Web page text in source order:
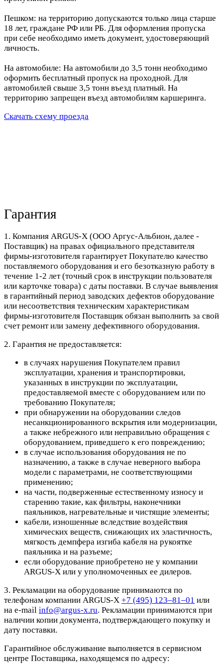
Пешком: на территорию допускаются только лица старше
18 лет, граждане РФ или РБ. Для оформления пропуска
при себе необходимо иметь документ, удостоверяющий
личность.
На автомобиле: На автомобили до 3,5 тонн необходимо
оформить бесплатный пропуск на проходной. Для
автомобилей свыше 3,5 тонн въезд платный. На
территорию запрещен въезд автомобилям каршеринга.
Скачать схему проезда
Гарантия
1. Компания ARGUS-X (ООО Аргус-Альбион, далее -
Поставщик) на правах официального представителя
фирмы-изготовителя гарантирует Покупателю качество
поставляемого оборудования и его безотказную работу в
течение 1-2 лет (точный срок в инструкции пользователя
или карточке товара) с даты поставки. В случае выявления
в гарантийный период заводских дефектов оборудование
или несоответствия техническим характеристикам
фирмы-изготовителя Поставщик обязан выполнить за свой
счет ремонт или замену дефективного оборудования.
2. Гарантия не предоставляется:
в случаях нарушения Покупателем правил
эксплуатации, хранения и транспортировки,
указанных в инструкции по эксплуатации,
предоставляемой вместе с оборудованием или по
требованию Покупателя;
при обнаружении на оборудовании следов
несанкционированного вскрытия или модернизации,
а также небрежного или неправильно обращения с
оборудованием, приведшего к его повреждению;
в случае использования оборудования не по
назначению, а также в случае неверного выбора
модели с параметрами, не соответствующими
применению;
на части, подверженные естественному износу и
старению такие, как фильтры, наконечники
паяльников, нагревательные и чистящие элементы;
кабели, изношенные вследствие воздействия
химических веществ, снижающих их эластичность,
мягкость демпфера изгиба кабеля на рукоятке
паяльника и на разъеме;
если оборудование приобретено не у компании
ARGUS-X или у уполномоченных ее дилеров.
3. Рекламации на оборудование принимаются по
телефонам компании ARGUS-X +7 (495) 123–81–01 или
на e-mail info@argus-x.ru. Рекламации принимаются при
наличии копии документа, подтверждающего покупку и
дату поставки.
Гарантийное обслуживание выполняется в сервисном
центре Поставщика, находящемся по адресу: